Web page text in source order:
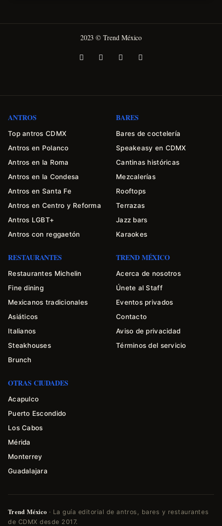
2023 © Trend México
ANTROS
Top antros CDMX
Antros en Polanco
Antros en la Roma
Antros en la Condesa
Antros en Santa Fe
Antros en Centro y Reforma
Antros LGBT+
Antros con reggaetón
BARES
Bares de coctelería
Speakeasy en CDMX
Cantinas históricas
Mezcalerías
Rooftops
Terrazas
Jazz bars
Karaokes
RESTAURANTES
Restaurantes Michelin
Fine dining
Mexicanos tradicionales
Asiáticos
Italianos
Steakhouses
Brunch
TREND MÉXICO
Acerca de nosotros
Únete al Staff
Eventos privados
Contacto
Aviso de privacidad
Términos del servicio
OTRAS CIUDADES
Acapulco
Puerto Escondido
Los Cabos
Mérida
Monterrey
Guadalajara
Trend México · La guía editorial de antros, bares y restaurantes
de CDMX desde 2017.